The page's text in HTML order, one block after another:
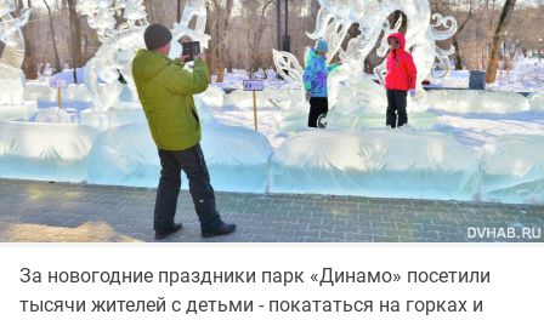
За новогодние праздники парк «Динамо» посетили
тысячи жителей с детьми - покататься на горках и